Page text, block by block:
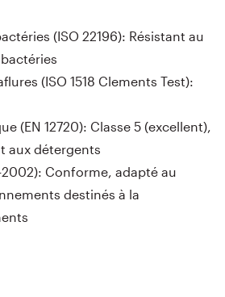
(ISO 22196): Résistant au
(ISO 1518 Clements Test):
(EN 12720): Classe 5 (excellent),
aux détergents
2002): Conforme, adapté au
destinés à la